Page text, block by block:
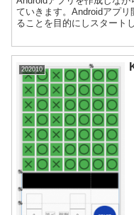
ていきます。Androidアプ
ることを目的にしスタート
202010